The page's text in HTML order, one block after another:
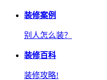
装修案例
别人怎么装？
装修百科
装修攻略!